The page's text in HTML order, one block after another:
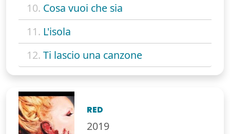
10. Cosa vuoi che sia
11. L'isola
12. Ti lascio una canzone
RED
2019